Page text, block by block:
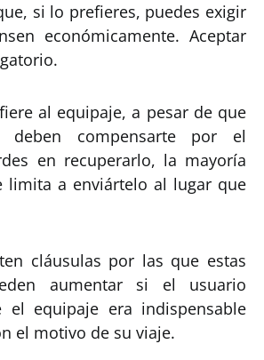
si lo prefieres, puedes exigir
económicamente. Aceptar
al equipaje, a pesar de que
deben compensarte por el
en recuperarlo, la mayoría
limita a enviártelo al lugar que
cláusulas por las que estas
aumentar si el usuario
el equipaje era indispensable
el motivo de su viaje.